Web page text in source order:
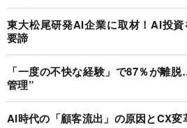
東大松尾研発AI企業に取材！AI投
要諦
「一度の不快な経験」で87％が離
管理”
AI時代の「顧客流出」の原因とCX変